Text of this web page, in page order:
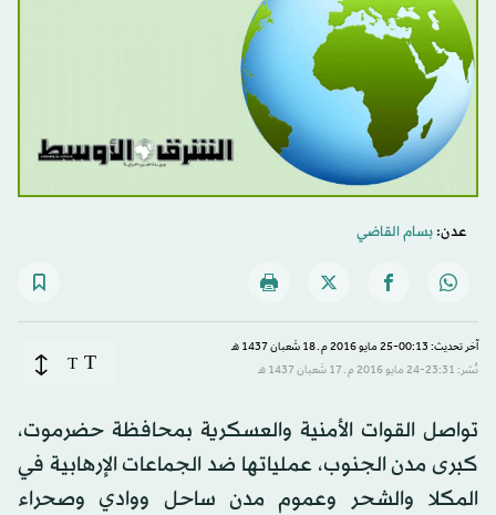
عدن:بسام القاضي
آخر تحديث: 00:13-25 مايو 2016 م ـ 18 شَعبان 1437 هـ
نُشر: 23:31-24 مايو 2016 م ـ 17 شَعبان 1437 هـ
T
T
تواصل القوات الأمنية والعسكرية بمحافظة حضرموت،
كبرى مدن الجنوب، عملياتها ضد الجماعات الإرهابية في
المكلا والشحر وعموم مدن ساحل ووادي وصحراء